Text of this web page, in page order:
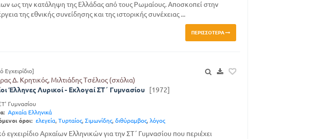
ως την κατάληψη της Ελλάδας από τους Ρωμαίους. Αποσκοπεί στην
της εθνικής συνείδησης και της ιστορικής συνέχειας ...
ΠΕΡΙΣΣΌΤΕΡΑ
Εγχειρίδιο]
Δ. Κρητικός, Μιλτιάδης Τσέλιος (σχόλια)
Έλληνες Λυρικοί - Εκλογαί ΣΤ΄ Γυμνασίου
[1972]
Γυμνασίου
Αρχαία Ελληνικά
όροι: ελεγεία, Τυρταίος, Σιμωνίδης, διθύραμβος, λόγος
εγχειρίδιο Αρχαίων Ελληνικών για την ΣΤ΄ Γυμνασίου που περιέχει